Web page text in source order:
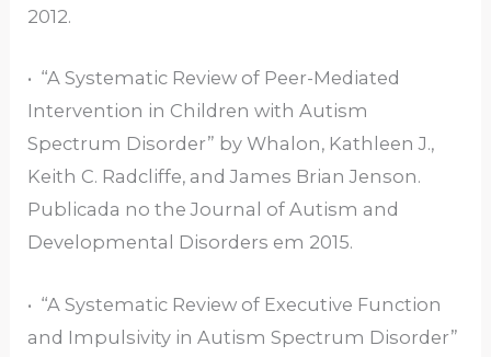
2012.
• “A Systematic Review of Peer-Mediated
Intervention in Children with Autism
Spectrum Disorder” by Whalon, Kathleen J.,
Keith C. Radcliffe, and James Brian Jenson.
Publicada no the Journal of Autism and
Developmental Disorders em 2015.
• “A Systematic Review of Executive Function
and Impulsivity in Autism Spectrum Disorder”